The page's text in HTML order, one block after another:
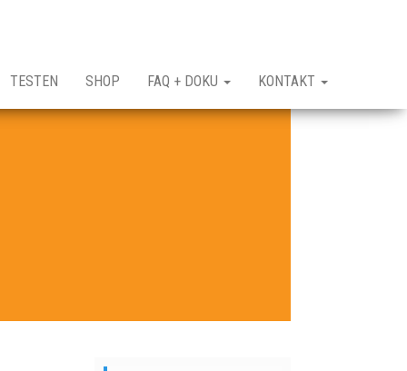
TESTEN SHOP FAQ + DOKU KONTAKT